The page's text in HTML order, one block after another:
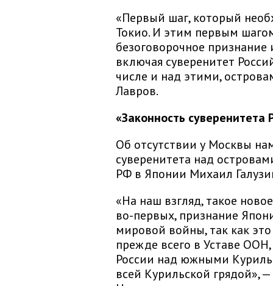
«Первый шаг, который
Токио. И этим первым
безоговорочное
включая суверенитет
числе и над этими,
Лавров.
«Законность суверенитета
Об отсутствии у Москвы
суверенитета над
РФ в Японии Михаил
«На наш взгляд, такое
во-первых, признание
мировой войны, так как
прежде всего в Уставе
России над южными
всей Курильской грядой»,